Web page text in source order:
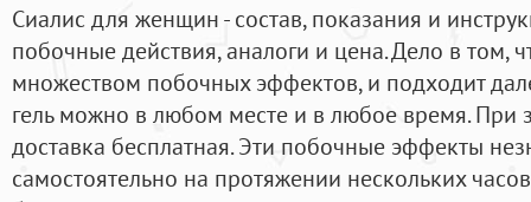
Сиалис для женщин - состав, показания и
побочные действия, аналоги и цена. Дело в том,
множеством побочных эффектов, и подходит
гель можно в любом месте и в любое время. При
доставка бесплатная. Эти побочные эффекты
самостоятельно на протяжении нескольких